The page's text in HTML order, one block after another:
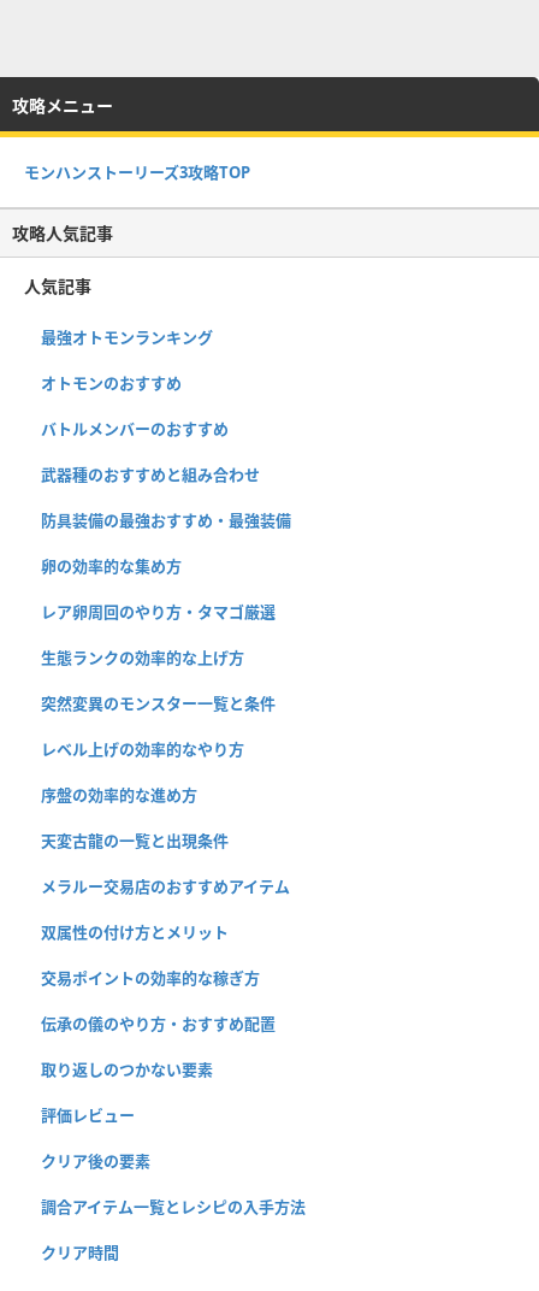
攻略メニュー
モンハンストーリーズ3攻略TOP
攻略人気記事
人気記事
最強オトモンランキング
オトモンのおすすめ
バトルメンバーのおすすめ
武器種のおすすめと組み合わせ
防具装備の最強おすすめ・最強装備
卵の効率的な集め方
レア卵周回のやり方・タマゴ厳選
生態ランクの効率的な上げ方
突然変異のモンスター一覧と条件
レベル上げの効率的なやり方
序盤の効率的な進め方
天変古龍の一覧と出現条件
メラルー交易店のおすすめアイテム
双属性の付け方とメリット
交易ポイントの効率的な稼ぎ方
伝承の儀のやり方・おすすめ配置
取り返しのつかない要素
評価レビュー
クリア後の要素
調合アイテム一覧とレシピの入手方法
クリア時間